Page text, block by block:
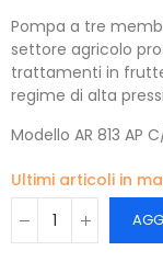
Pompa a tre
settore agricolo
trattamenti in
regime di alta
Modello AR 813
Ultimi articoli in